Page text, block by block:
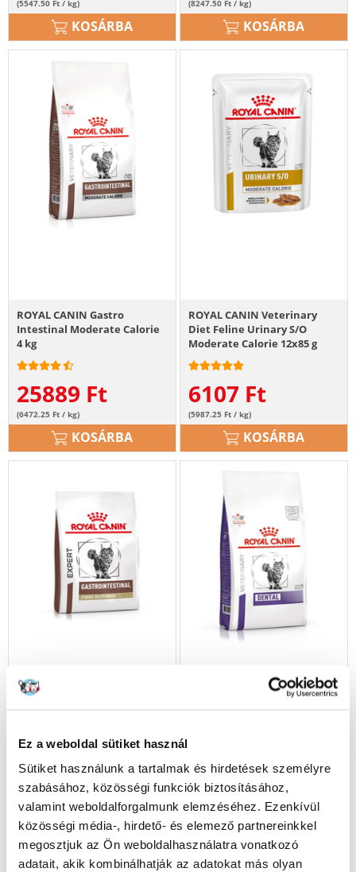
Ez a weboldal sütiket használ
Sütiket használunk a tartalmak és hirdetések személyre
szabásához, közösségi funkciók biztosításához,
valamint weboldalforgalmunk elemzéséhez. Ezenkívül
közösségi média-, hirdető- és elemező partnereinkkel
megosztjuk az Ön weboldalhasználatra vonatkozó
adatait, akik kombinálhatják az adatokat más olyan
(5547.50 Ft / kg)
KOSÁRBA
(8247.50 Ft / kg)
KOSÁRBA
ROYAL CANIN Gastro
Intestinal Moderate Calorie
4 kg
25889 Ft
(6472.25 Ft / kg)
KOSÁRBA
ROYAL CANIN Veterinary
Diet Feline Urinary S/O
Moderate Calorie 12x85 g
6107 Ft
(5987.25 Ft / kg)
KOSÁRBA
Response 2 kg
13290Ft
(6645.00 Ft / kg)
KOSÁRBA
13649 Ft
(4549.67 Ft / kg)
KOSÁRBA